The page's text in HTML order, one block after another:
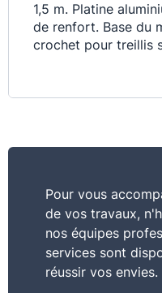
1,5 m. Platine
de renfort. Base du
crochet pour treillis
Pour vous
de vos travaux,
nos équipes
services sont
réussir vos envies.